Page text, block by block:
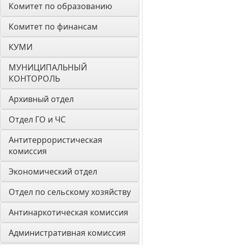
Комитет по образованию
Комитет по финансам
КУМИ
МУНИЦИПАЛЬНЫЙ
КОНТОРОЛЬ
Архивный отдел
Отдел ГО и ЧС
Антитеррористическая
комиссия
Экономический отдел
Отдел по сельскому хозяйству
Антинаркотическая комиссия
Административная комиссия